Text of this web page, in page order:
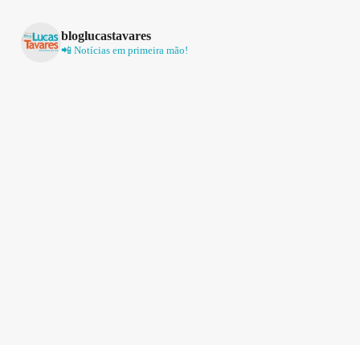
bloglucastavares
📲 Notícias em primeira mão!